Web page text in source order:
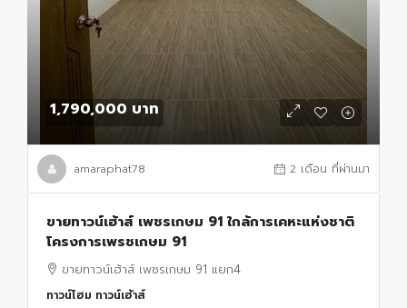
1,790,000 บาท
amaraphat78 2 เดือน ที่ผ่านมา
ขายทาวน์เฮ้าส์ เพชรเกษม 91 ใกล้การเคหะแห่งชาติ
โครงการเพรชเกษม 91
ขายทาวน์เฮ้าส์ เพชรเกษม 91 แยก4
ทาวน์โฮม ทาวน์เฮ้าส์